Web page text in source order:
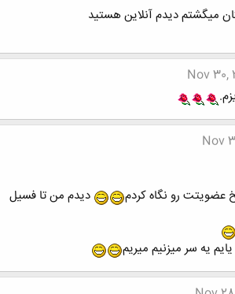
میگشتم دیدم آنلاین هستید
Nov 30,
Nov
عضویتت رو نگاه کردم
دیدم من تا فسیل
یه سر میزنیم میریم